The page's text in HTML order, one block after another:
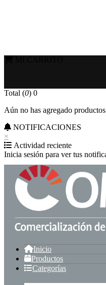
Total (0) 0
Aún no has agregado
NOTIFICACIONES
×
Actividad reciente
Inicia sesión para ver tus
Inicio
Productos
Categorías